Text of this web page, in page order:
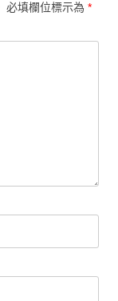
必填欄位標示為 *